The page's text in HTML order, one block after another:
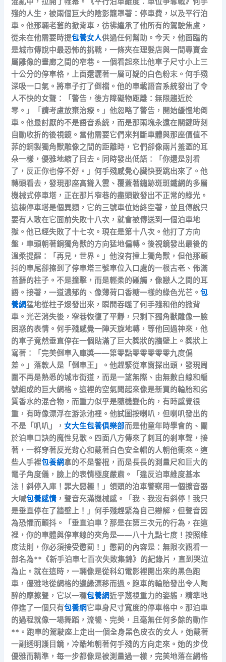
殘的人生，被兩個巨大的陰影籠罩著：停車費，以及平行泊
車。他那輛老舊的掀背車，彷彿繼承了他所有的駕駛焦慮，
從未在他需要時提包養女人供過任何幫助。今天，他面臨的
是城市傳說中最恐怖的挑戰，一條夾在理髮店與一間專賣金
屬雕像的畫廊之間的窄巷。一個看起來比他車子尺寸小上三
十公分的停車格，上面還灑著一層可疑的白色粉末。何手殘
深吸一口氣。將車子打了倒檔。他的車載語音系統發出了令
人不快的女聲：「警告，後方障礙物距離：無限趨近於
零。」「請考慮放棄治療。」他忽略了警告，開始緩慢地倒
車。他最討厭的不是語音系統，而是那兩塊永遠在關鍵時刻
自動收折的後視鏡。當他需要它們來判斷車體與那座價值不
菲的銅製獨角獸雕像之間的距離時，它們卻像兩片羞澀的耳
朵一樣，優雅地縮了回去。同時發出低語：「你還是別看
了，反正你也停不好。」何手殘感覺心臟快要跳出來了。他
轉頭看去，發現那座高聳入雲、覆蓋著鏽跡斑斑鐵網的多層
機械式停車塔，正在那片窄巷的盡頭散發出不正常的綠光。
這棟停車塔是個異類，它的三號車位始終空著，並且傳說只
要有人敢在它面前失敗十八次，就會被傳送到一個泊車地
獄。他已經失敗了十七次。現在是第十八次。他打了方向
盤，車頭朝著銅獨角獸的方向猛地偏轉。後視鏡發出最後的
溫柔提醒：「再見，世界。」他沒有撞上獨角獸，但他那顫
抖的車尾卻擦到了停車塔三號車位入口處的一根古老、佈滿
苔蘚的柱子。不是撞擊，而是輕柔的碰觸，像戀人之間的耳
語。接著，一道濃郁的、像薄荷口香糖一樣的綠色光芒。包
養網猛地從柱子爆發出來，瞬間吞噬了何手殘和他的掀背
車。光芒消失後，窄巷恢復了平靜，只剩下獨角獸雕像一臉
困惑的表情。何手殘感覺一陣天旋地轉，等他回過神來，他
的車子竟然垂直停在一個貼滿了巨大獎狀的牆壁上。獎狀上
寫著：「完美倒車入庫獎——第零點零零零零零九度偏
差。」落款人是「倒車王」。他趕緊從車窗探出頭，發現周
圍不再是熟悉的城市街道，而是一望無際、由無數白線和編
號組成的巨大網格。這裡的空氣聞起來像是新買的輪胎和劣
質香水的混合物，而重力似乎是隨機變化的，有時感覺很
重，有時像漂浮在游泳池裡。他試圖按喇叭，但喇叭發出的
不是「叭叭」，女大生包養俱樂部而是他童年時學會的、關
於泊車口訣的魔性兒歌。四面八方傳來了刺耳的剎車聲，接
著，一群穿著反光背心和戴著白色安全帽的人朝他衝來。這
些人手裡包養網拿的不是警棍，而是長長的測量尺和巨大的
電子角度儀，臉上的表情極度嚴肅。「違反泊車維度基本
法！斜停入庫！罪大惡極！」領頭的泊車警察用一個擴音器
大喊包養感情 ，聲音充滿機械感。「我、我沒有斜停！我只
是垂直停在了牆壁上！」何手殘趕緊為自己辯解，但聲音因
為恐懼而顫抖。「垂直泊車？那是在第三次元的行為，在這
裡，你的車體與停車線的夾角是——八十九點七度！按照維
度法則，你必須接受懲罰！」懲罰的內容是：無限次觀看一
部名為**《新手泊車七百次失敗集錦》的紀錄片，直到哭泣
為止。就在這時，一輛像是從科幻電影裡開出來的黑色跑
車，優雅地從網格的邊緣漂移而過。跑車的輪胎發出令人陶
醉的摩擦聲，它以一種包養網近乎蔑視重力的姿態，精準地
停進了一個只有包養網它車身尺寸寬度的停車格中。那泊車
的過程就像一場舞蹈，流暢、完美，且毫無任何多餘的動作
**。跑車的駕駛座上走出一個全身黑色皮衣的女人，她戴著
一副透明護目鏡，冷酷地朝著何手殘的方向走來。她的步伐
優雅而精準，每一步都像是被測量過一樣，完美地落在網格